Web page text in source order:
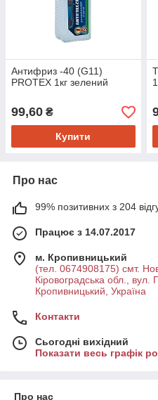
Антифриз -40 (G11)
PROTEX 1кг зелений
99,60 ₴
Купити
Про нас
99% позитивних з 204
Працює з 14.07.2017
м. Кропивницький
(тел. 0674908175) смт.
Кіровоградська обл.,
Кропивницький, Україна
Контакти
Сьогодні вихідний
Показати весь графік
Про нас